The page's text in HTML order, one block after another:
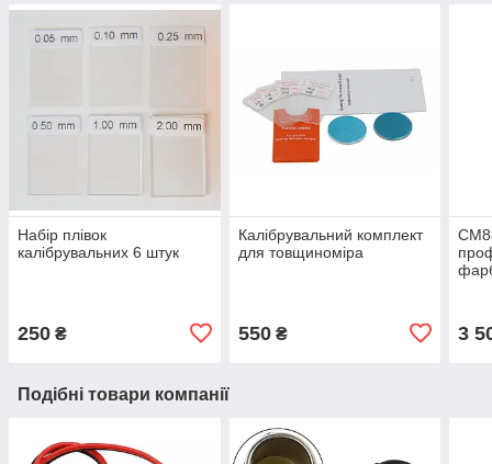
Набір плівок
калібрувальних 6 штук
250 ₴
Калібрувальний комплект
для товщиноміра
550₴ 3
Подібні товари компанії